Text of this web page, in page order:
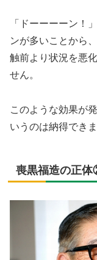
「ドーーーーン！
ンが多いことから
触前より状況を悪
せん。
このような効果が
いうのは納得できま
喪黒福造の正